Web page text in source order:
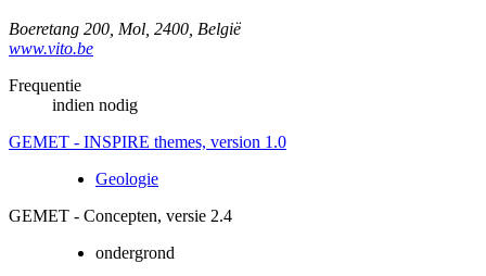
Boeretang 200 Mol 2400 België
www.vito.be
Frequentie
indien nodig
GEMET - INSPIRE themes, version 1.0
Geologie
GEMET - Concepten, versie 2.4
ondergrond